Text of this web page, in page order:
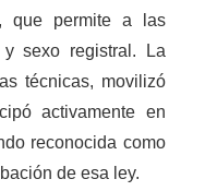
, que permite a las
sexo registral. La
técnicas, movilizó
activamente en
reconocida como
de esa ley.